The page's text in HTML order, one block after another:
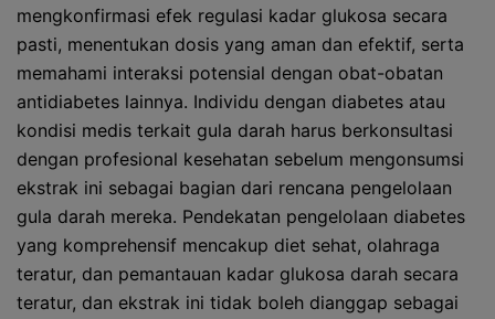
mengkonfirmasi efek regulasi kadar glukosa secara
pasti, menentukan dosis yang aman dan efektif, serta
memahami interaksi potensial dengan obat-obatan
antidiabetes lainnya. Individu dengan diabetes atau
kondisi medis terkait gula darah harus berkonsultasi
dengan profesional kesehatan sebelum mengonsumsi
ekstrak ini sebagai bagian dari rencana pengelolaan
gula darah mereka. Pendekatan pengelolaan diabetes
yang komprehensif mencakup diet sehat, olahraga
teratur, dan pemantauan kadar glukosa darah secara
teratur, dan ekstrak ini tidak boleh dianggap sebagai